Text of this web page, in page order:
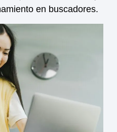
en buscadores.